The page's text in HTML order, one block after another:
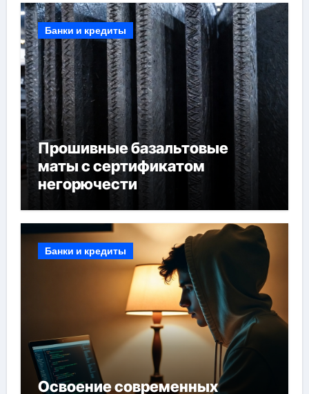
Банки и кредиты
Прошивные базальтовые
маты с сертификатом
негорючести
Банки и кредиты
Освоение современных